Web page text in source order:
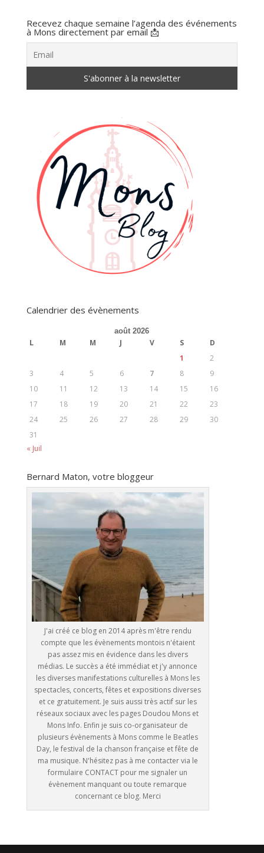
Recevez chaque semaine l’agenda des événements
à Mons directement par email 📩
Calendrier des évènements
août 2026
L M M J V S
D
1
2
3
4 5 6 7 8
9
10
11 12 13 14 15
16
17
18 19 20 21 22
23
24
25 26 27 28 29
30
31
« Juil
Bernard Maton, votre bloggeur
J'ai créé ce blog en 2014 après m'être rendu
compte que les évènements montois n'étaient
pas assez mis en évidence dans les divers
médias. Le succès a été immédiat et j'y annonce
les diverses manifestations culturelles à Mons les
spectacles, concerts, fêtes et expositions diverses
et ce gratuitement. Je suis aussi très actif sur les
réseaux sociaux avec les pages Doudou Mons et
Mons Info. Enfin je suis co-organisateur de
plusieurs évènements à Mons comme le Beatles
Day, le festival de la chanson française et fête de
ma musique. N'hésitez pas à me contacter via le
formulaire CONTACT pour me signaler un
évènement manquant ou toute remarque
concernant ce blog. Merci